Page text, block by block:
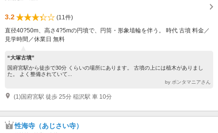
3.2
(11件)
直径40?50m、高さ4?5mの円墳で、円筒・形象埴輪を伴う。 時代 古墳 料金／
見学時間／休業日 無料
“大塚古墳”
国府宮駅から徒歩で30分 くらいの場所にあります。 古墳の上には植木がありまし
た。 よく整備されていて...
by ポンタマニアさん
(1)国府宮駅 徒歩 25分 稲沢駅 車 10分
性海寺（あじさい寺）